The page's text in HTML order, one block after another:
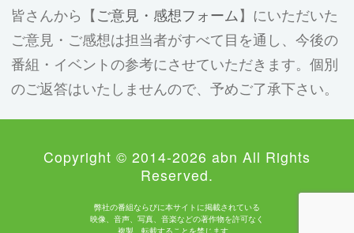
皆さんから【 ご意見・感想フォーム 】にいただいた
ご意見・ご感想は担当者がすべて目を通し、今後の
番組・イベントの参考にさせていただきます。個別
のご返答はいたしませんので、予めご了承下さい。
Copyright © 2014-2026 abn All Rights
Reserved.
弊社の番組ならびに本サイトに掲載されている
映像、音声、写真、音楽などの著作物を許可なく
複製、転載することを禁じます。